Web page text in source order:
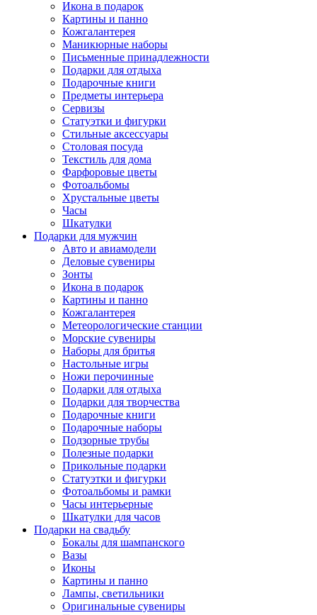
Икона в подарок
Картины и панно
Кожгалантерея
Маникюрные наборы
Письменные принадлежности
Подарки для отдыха
Подарочные книги
Предметы интерьера
Сервизы
Статуэтки и фигурки
Стильные аксессуары
Столовая посуда
Текстиль для дома
Фарфоровые цветы
Фотоальбомы
Хрустальные цветы
Часы
Шкатулки
Подарки для мужчин
Авто и авиамодели
Деловые сувениры
Зонты
Икона в подарок
Картины и панно
Кожгалантерея
Метеорологические станции
Морские сувениры
Наборы для бритья
Настольные игры
Ножи перочинные
Подарки для отдыха
Подарки для творчества
Подарочные книги
Подарочные наборы
Подзорные трубы
Полезные подарки
Прикольные подарки
Статуэтки и фигурки
Фотоальбомы и рамки
Часы интерьерные
Шкатулки для часов
Подарки на свадьбу
Бокалы для шампанского
Вазы
Иконы
Картины и панно
Лампы, светильники
Оригинальные сувениры